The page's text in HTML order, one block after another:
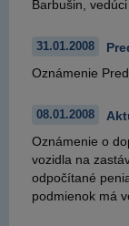
Barbušin,
31.01.2008
Oznámenie
08.01.2008
Oznámenie o
vozidla na
odpočítané
podmienok má